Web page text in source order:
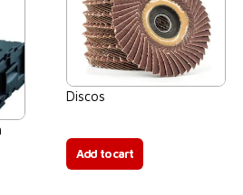
Discos
Add to cart